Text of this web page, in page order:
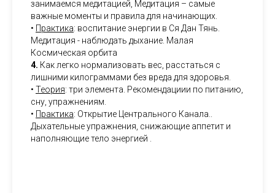
занимаемся медитацией, Медитация – самые
важные моменты и правила для начинающих.
• Практика: воспитание энергии в Ся Дан Тянь.
Медитация - наблюдать дыхание. Малая
Космическая орбита
4. Как легко нормализовать вес, расстаться с
лишними килограммами без вреда для здоровья.
• Теория: три элемента. Рекомендациии по питанию,
сну, упражнениям.
• Практика: Открытие Центрального Канала..
Дыхательные упражнения, снижающие аппетит и
наполняющие тело энергией .